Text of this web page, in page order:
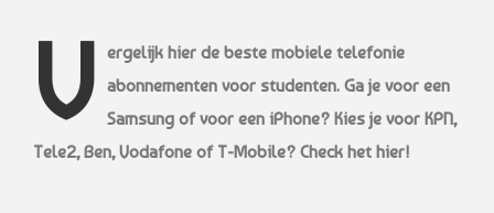
V ergelijk hier de beste mobiele telefonie
abonnementen voor studenten. Ga je voor een
Samsung of voor een iPhone? Kies je voor KPN,
Tele2, Ben, Vodafone of T-Mobile? Check het hier!